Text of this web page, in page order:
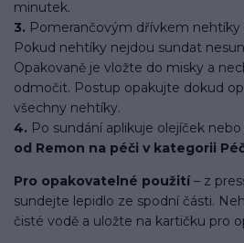
minutek.
3. Pomerančovým dřívkem nehtíky
Pokud nehtíky nejdou sundat
Opakovaně je vložte do misky a
odmočit. Postup opakujte dokud
všechny nehtíky.
4. Po sundání aplikuje olejíček
od Remon na péči v kategorii
Pro opakovatelné použití– z
sundejte lepidlo ze spodní části.
čisté vodě a uložte na kartičku pro